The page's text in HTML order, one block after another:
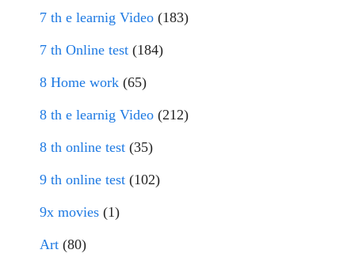
7 th e learnig Video (183)
7 th Online test (184)
8 Home work (65)
8 th e learnig Video (212)
8 th online test (35)
9 th online test (102)
9x movies (1)
Art (80)